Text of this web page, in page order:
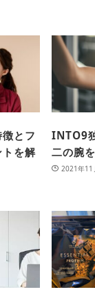
とフ
トを解
INTO9
二の腕
2021年11